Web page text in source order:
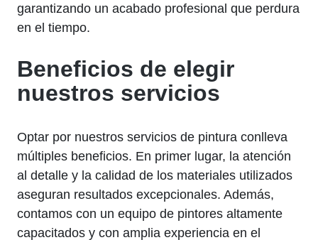
garantizando un acabado profesional que perdura
en el tiempo.
Beneficios de elegir
nuestros servicios
Optar por nuestros servicios de pintura conlleva
múltiples beneficios. En primer lugar, la atención
al detalle y la calidad de los materiales utilizados
aseguran resultados excepcionales. Además,
contamos con un equipo de pintores altamente
capacitados y con amplia experiencia en el